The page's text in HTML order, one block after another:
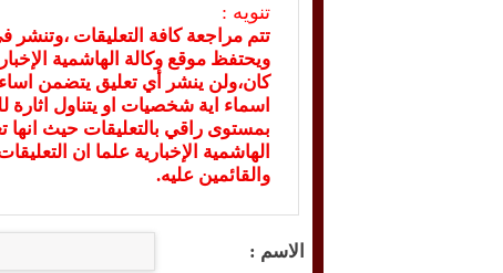
تنويه :
تتم مراجعة كافة التعليقات
ويحتفظ موقع وكالة الهاشمية
كان،ولن ينشر أي تعليق يتضمن
اسماء اية شخصيات او يتناول اثارة
بمستوى راقي بالتعليقات حيث انها
الهاشمية الإخبارية علما ان
والقائمين عليه.
الاسم :